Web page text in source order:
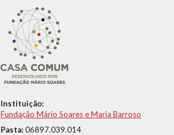
Instituição:
Fundação Mário Soares e Maria Barroso
Pasta:06897.039.014